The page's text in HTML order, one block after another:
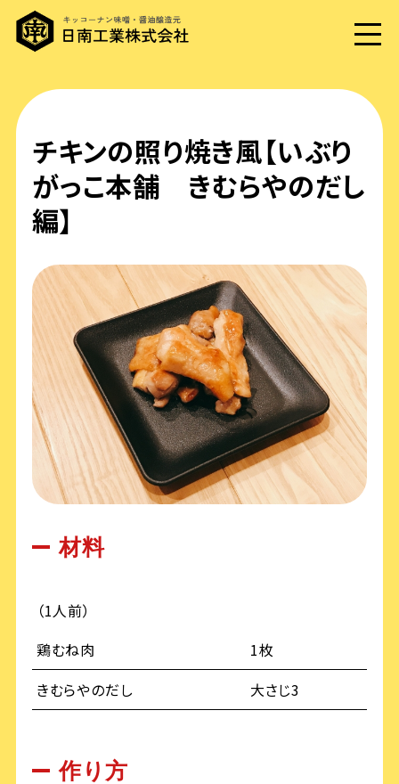
チキンの照り焼き風【いぶり
がっこ本舗 きむらやのだし
編】
材料
（1人前）
鶏むね肉
1枚
きむらやのだし
大さじ3
作り方